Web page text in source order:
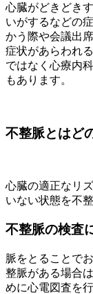
心臓がどきどき
いがするなどの
かう際や会議出
症状があらわれ
ではなく心療内
もあります。
不整脈とはど
心臓の適正なリ
いない状態を不
不整脈の検査
脈をとることで
整脈がある場合
めに心電図査を行